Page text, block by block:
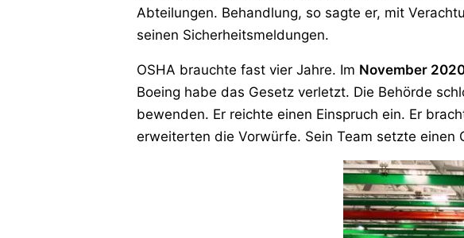
Abteilungen. Behandlung, so sagte er, mit
seinen Sicherheitsmeldungen.
OSHA brauchte fast vier Jahre. Im November
Boeing habe das Gesetz verletzt. Die Behörde
bewenden. Er reichte einen Einspruch ein. Er
erweiterten die Vorwürfe. Sein Team setzte einen